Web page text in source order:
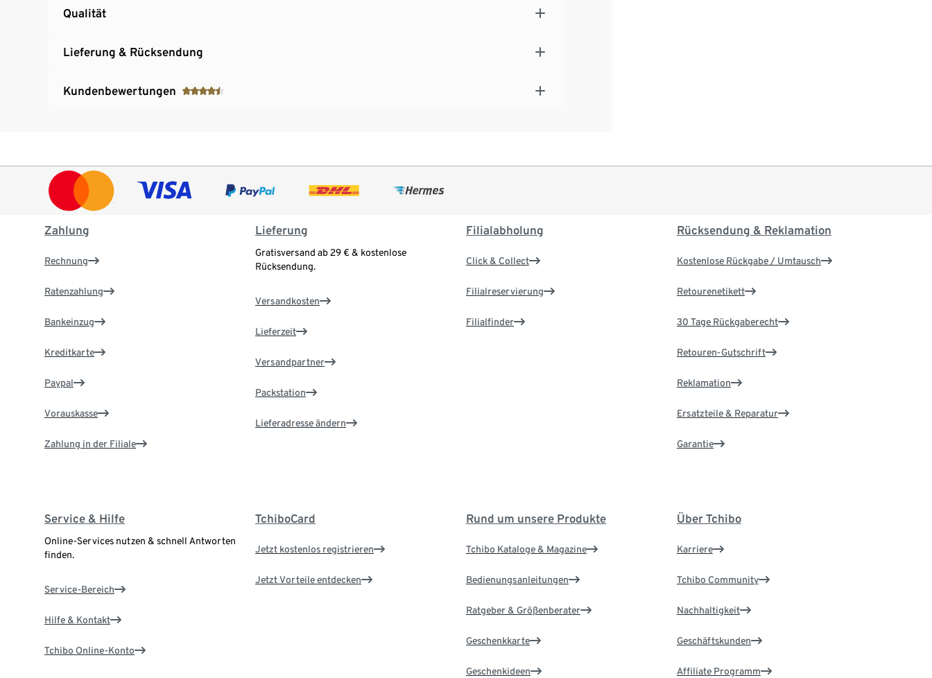
Qualität
Lieferung & Rücksendung
Kundenbewertungen
Zahlung
Rechnung
Ratenzahlung
Bankeinzug
Kreditkarte
Paypal
Vorauskasse
Zahlung in der Filiale
Lieferung
Gratisversand ab 29 € & kostenlose
Rücksendung.
Versandkosten
Lieferzeit
Versandpartner
Packstation
Lieferadresse ändern
Filialabholung
Click & Collect
Filialreservierung
Filialfinder
Rücksendung & Reklamation
Kostenlose Rückgabe / Umtausch
Retourenetikett
30 Tage Rückgaberecht
Retouren-Gutschrift
Reklamation
Ersatzteile & Reparatur
Garantie
Service & Hilfe
Online-Services nutzen & schnell Antworten
finden.
Service-Bereich
Hilfe & Kontakt
Tchibo Online-Konto
TchiboCard
Jetzt kostenlos registrieren
Jetzt Vorteile entdecken
Rund um unsere Produkte
Tchibo Kataloge & Magazine
Bedienungsanleitungen
Ratgeber & Größenberater
Geschenkkarte
Geschenkideen
Über Tchibo
Karriere
Tchibo Community
Nachhaltigkeit
Geschäftskunden
Affiliate Programm